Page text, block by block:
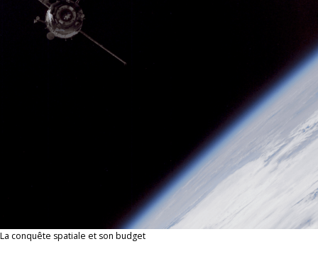
La conquête spatiale et son budget